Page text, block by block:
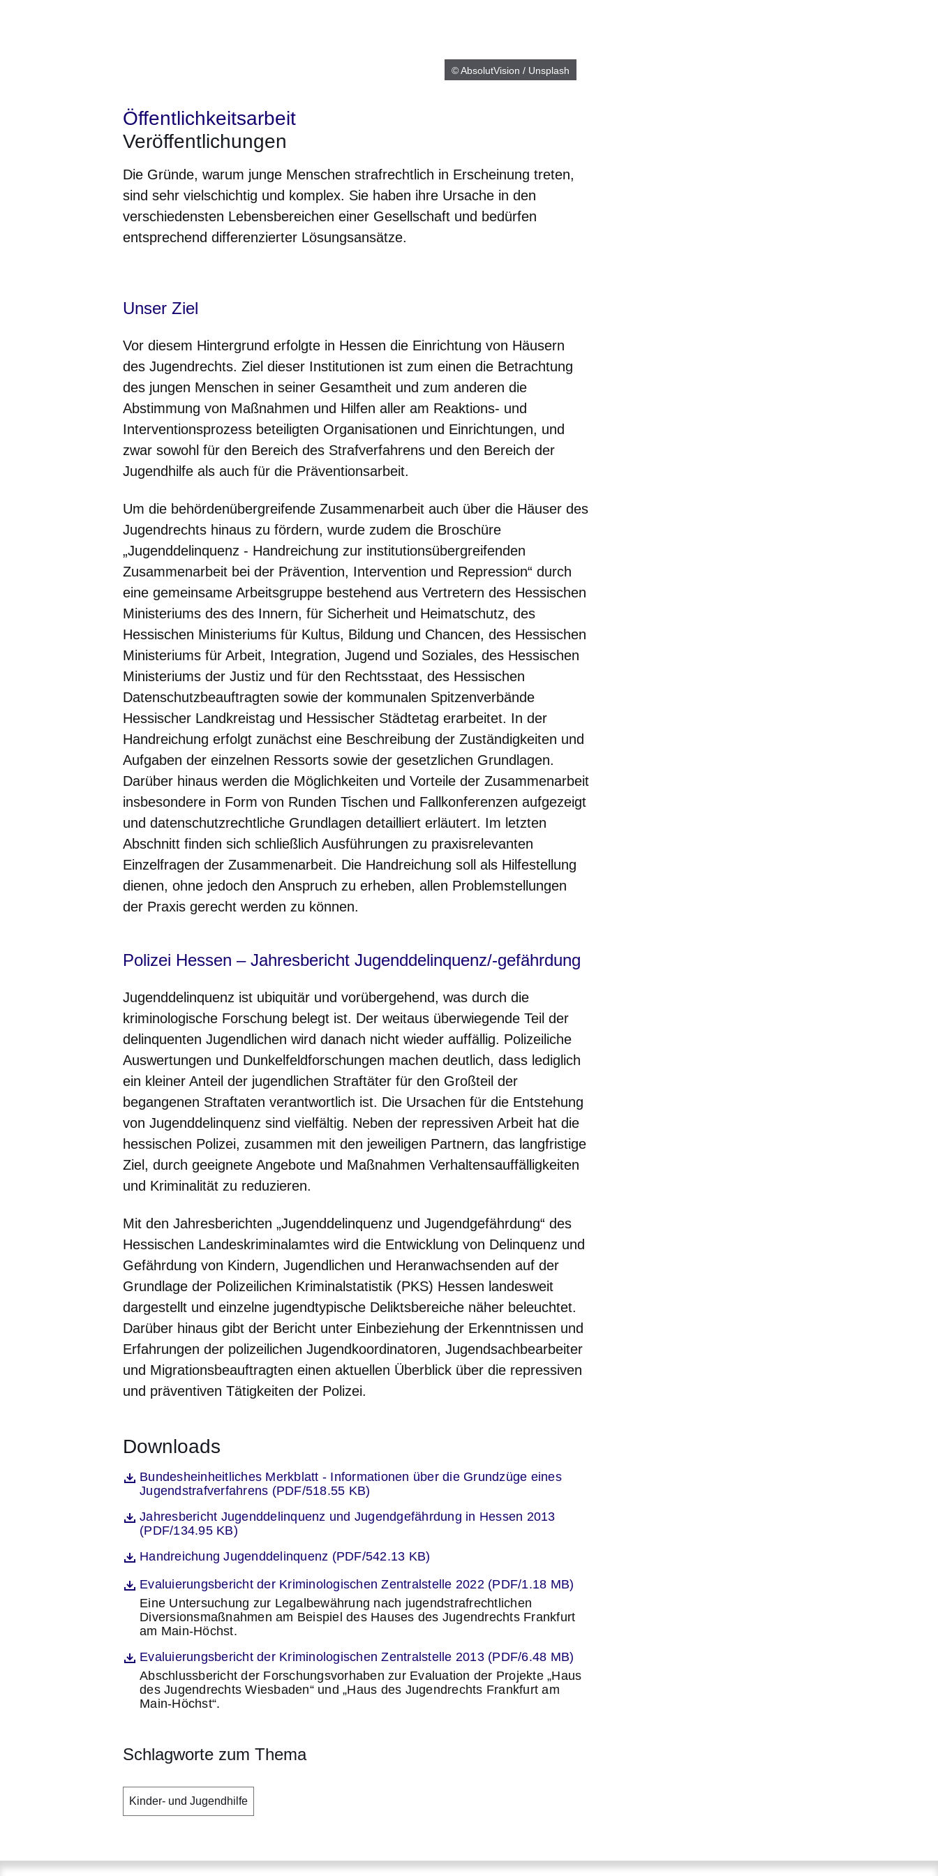
© AbsolutVision / Unsplash
Öffentlichkeitsarbeit
Veröffentlichungen
Die Gründe, warum junge Menschen strafrechtlich in Erscheinung treten,
sind sehr vielschichtig und komplex. Sie haben ihre Ursache in den
verschiedensten Lebensbereichen einer Gesellschaft und bedürfen
entsprechend differenzierter Lösungsansätze.
Unser Ziel
Vor diesem Hintergrund erfolgte in Hessen die Einrichtung von Häusern
des Jugendrechts. Ziel dieser Institutionen ist zum einen die Betrachtung
des jungen Menschen in seiner Gesamtheit und zum anderen die
Abstimmung von Maßnahmen und Hilfen aller am Reaktions- und
Interventionsprozess beteiligten Organisationen und Einrichtungen, und
zwar sowohl für den Bereich des Strafverfahrens und den Bereich der
Jugendhilfe als auch für die Präventionsarbeit.
Um die behördenübergreifende Zusammenarbeit auch über die Häuser des
Jugendrechts hinaus zu fördern, wurde zudem die Broschüre
„Jugenddelinquenz - Handreichung zur institutionsübergreifenden
Zusammenarbeit bei der Prävention, Intervention und Repression“ durch
eine gemeinsame Arbeitsgruppe bestehend aus Vertretern des Hessischen
Ministeriums des des Innern, für Sicherheit und Heimatschutz, des
Hessischen Ministeriums für Kultus, Bildung und Chancen, des Hessischen
Ministeriums für Arbeit, Integration, Jugend und Soziales, des Hessischen
Ministeriums der Justiz und für den Rechtsstaat, des Hessischen
Datenschutzbeauftragten sowie der kommunalen Spitzenverbände
Hessischer Landkreistag und Hessischer Städtetag erarbeitet. In der
Handreichung erfolgt zunächst eine Beschreibung der Zuständigkeiten und
Aufgaben der einzelnen Ressorts sowie der gesetzlichen Grundlagen.
Darüber hinaus werden die Möglichkeiten und Vorteile der Zusammenarbeit
insbesondere in Form von Runden Tischen und Fallkonferenzen aufgezeigt
und datenschutzrechtliche Grundlagen detailliert erläutert. Im letzten
Abschnitt finden sich schließlich Ausführungen zu praxisrelevanten
Einzelfragen der Zusammenarbeit. Die Handreichung soll als Hilfestellung
dienen, ohne jedoch den Anspruch zu erheben, allen Problemstellungen
der Praxis gerecht werden zu können.
Polizei Hessen – Jahresbericht Jugenddelinquenz/-gefährdung
Jugenddelinquenz ist ubiquitär und vorübergehend, was durch die
kriminologische Forschung belegt ist. Der weitaus überwiegende Teil der
delinquenten Jugendlichen wird danach nicht wieder auffällig. Polizeiliche
Auswertungen und Dunkelfeldforschungen machen deutlich, dass lediglich
ein kleiner Anteil der jugendlichen Straftäter für den Großteil der
begangenen Straftaten verantwortlich ist. Die Ursachen für die Entstehung
von Jugenddelinquenz sind vielfältig. Neben der repressiven Arbeit hat die
hessischen Polizei, zusammen mit den jeweiligen Partnern, das langfristige
Ziel, durch geeignete Angebote und Maßnahmen Verhaltensauffälligkeiten
und Kriminalität zu reduzieren.
Mit den Jahresberichten „Jugenddelinquenz und Jugendgefährdung“ des
Hessischen Landeskriminalamtes wird die Entwicklung von Delinquenz und
Gefährdung von Kindern, Jugendlichen und Heranwachsenden auf der
Grundlage der Polizeilichen Kriminalstatistik (PKS) Hessen landesweit
dargestellt und einzelne jugendtypische Deliktsbereiche näher beleuchtet.
Darüber hinaus gibt der Bericht unter Einbeziehung der Erkenntnissen und
Erfahrungen der polizeilichen Jugendkoordinatoren, Jugendsachbearbeiter
und Migrationsbeauftragten einen aktuellen Überblick über die repressiven
und präventiven Tätigkeiten der Polizei.
Downloads
DateiBundesheinheitliches Merkblatt - Informationen über die Grundzüge eines
Jugendstrafverfahrens (PDF/518.55 KB)
Öffnet sich in einem neuen Fenster
DateiJahresbericht Jugenddelinquenz und Jugendgefährdung in Hessen 2013
(PDF/134.95 KB)
Öffnet sich in einem neuen Fenster
DateiHandreichung Jugenddelinquenz (PDF/542.13 KB)
Öffnet sich in einem neuen Fenster
DateiEvaluierungsbericht der Kriminologischen Zentralstelle 2022 (PDF/1.18 MB)
Öffnet sich in einem neuen Fenster
Beschreibung
Eine Untersuchung zur Legalbewährung nach jugendstrafrechtlichen
Diversionsmaßnahmen am Beispiel des Hauses des Jugendrechts Frankfurt
am Main-Höchst.
DateiEvaluierungsbericht der Kriminologischen Zentralstelle 2013 (PDF/6.48 MB)
Öffnet sich in einem neuen Fenster
Beschreibung
Abschlussbericht der Forschungsvorhaben zur Evaluation der Projekte „Haus
des Jugendrechts Wiesbaden“ und „Haus des Jugendrechts Frankfurt am
Main-Höchst“.
Schlagworte zum Thema
Kinder- und Jugendhilfe